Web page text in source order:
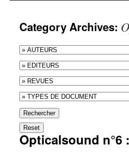
Category Archives:
Rechercher
Reset
Opticalsound n°6